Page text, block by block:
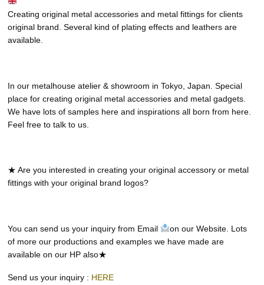
Creating original metal accessories and metal fittings for clients
original brand. Several kind of plating effects and leathers are
available.
In our metalhouse atelier & showroom in Tokyo, Japan. Special
place for creating original metal accessories and metal gadgets.
We have lots of samples here and inspirations all born from here.
Feel free to talk to us.
★ Are you interested in creating your original accessory or metal
fittings with your original brand logos?
You can send us your inquiry from Email
on our Website. Lots
of more our productions and examples we have made are
available on our HP also★
Send us your inquiry : HERE